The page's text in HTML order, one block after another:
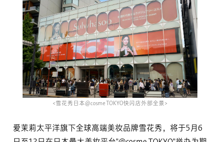
<雪花秀日本@cosme TOKYO快闪店外部全景>
爱茉莉太平洋旗下全球高端美妆品牌雪花秀，将于5月6